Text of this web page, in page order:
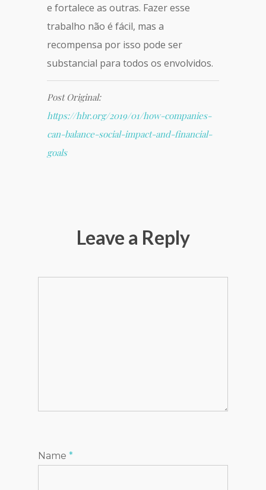
e fortalece as outras. Fazer esse
trabalho não é fácil, mas a
recompensa por isso pode ser
substancial para todos os envolvidos.
Post Original:
https://hbr.org/2019/01/how-companies-
can-balance-social-impact-and-financial-
goals
Leave a Reply
Name *